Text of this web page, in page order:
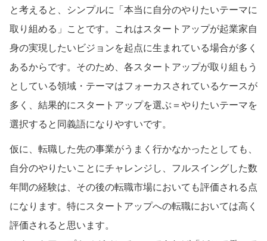
と考えると、シンプルに「本当に自分のやりたいテーマに
取り組める」ことです。これはスタートアップが起業家自
身の実現したいビジョンを起点に生まれている場合が多く
あるからです。そのため、各スタートアップが取り組もう
としている領域・テーマはフォーカスされているケースが
多く、結果的にスタートアップを選ぶ＝やりたいテーマを
選択すると同義語になりやすいです。
仮に、転職した先の事業がうまく行かなかったとしても、
自分のやりたいことにチャレンジし、フルスイングした数
年間の経験は、その後の転職市場においても評価される点
になります。特にスタートアップへの転職においては高く
評価されると思います。